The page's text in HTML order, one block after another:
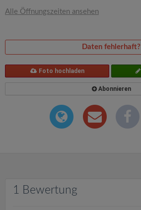
Alle Öffnungszeiten ansehen
Daten fehlerhaft?
Foto hochladen
Abonnieren
1 Bewertung
t